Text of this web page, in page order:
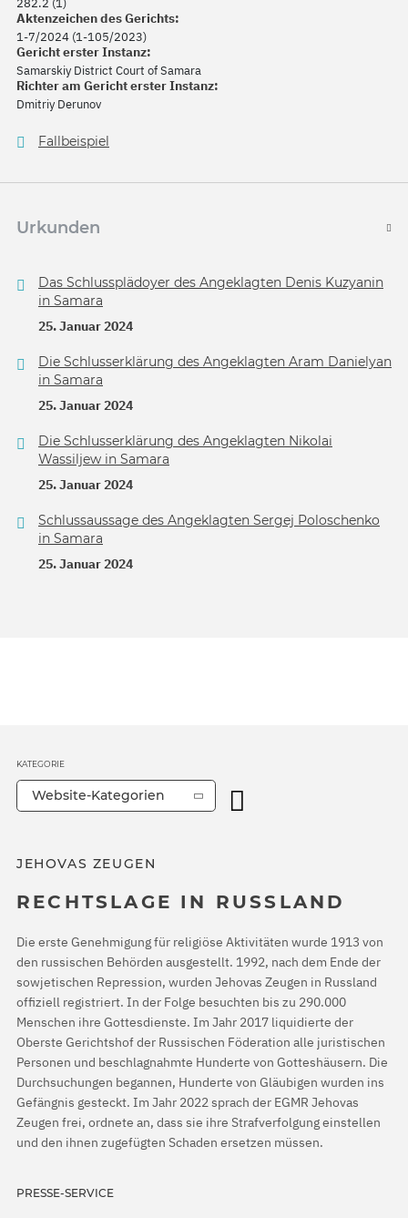
282.2 (1)
Aktenzeichen des Gerichts:
1-7/2024 (1-105/2023)
Gericht erster Instanz:
Samarskiy District Court of Samara
Richter am Gericht erster Instanz:
Dmitriy Derunov
Fallbeispiel
Urkunden
Das Schlussplädoyer des Angeklagten Denis Kuzyanin
in Samara
25. Januar 2024
Die Schlusserklärung des Angeklagten Aram Danielyan
in Samara
25. Januar 2024
Die Schlusserklärung des Angeklagten Nikolai
Wassiljew in Samara
25. Januar 2024
Schlussaussage des Angeklagten Sergej Poloschenko
in Samara
25. Januar 2024
JEHOVAS ZEUGEN
RECHTSLAGE IN RUSSLAND
Die erste Genehmigung für religiöse Aktivitäten wurde 1913 von
den russischen Behörden ausgestellt. 1992, nach dem Ende der
sowjetischen Repression, wurden Jehovas Zeugen in Russland
offiziell registriert. In der Folge besuchten bis zu 290.000
Menschen ihre Gottesdienste. Im Jahr 2017 liquidierte der
Oberste Gerichtshof der Russischen Föderation alle juristischen
Personen und beschlagnahmte Hunderte von Gotteshäusern. Die
Durchsuchungen begannen, Hunderte von Gläubigen wurden ins
Gefängnis gesteckt. Im Jahr 2022 sprach der EGMR Jehovas
Zeugen frei, ordnete an, dass sie ihre Strafverfolgung einstellen
und den ihnen zugefügten Schaden ersetzen müssen.
PRESSE-SERVICE
KATEGORIE
Website-Kategorien